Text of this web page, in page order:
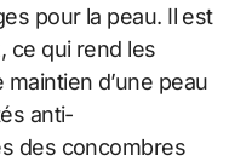
pour la peau. Il est
ce qui rend les
d’une peau
anti-
des concombres